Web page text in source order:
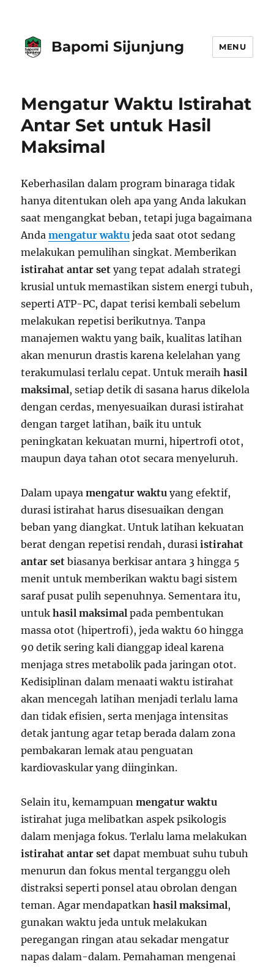
Bapomi Sijunjung MENU
Mengatur Waktu Istirahat
Antar Set untuk Hasil
Maksimal
Keberhasilan dalam program binaraga tidak
hanya ditentukan oleh apa yang Anda lakukan
saat mengangkat beban, tetapi juga bagaimana
Andamengatur waktu jeda saat otot sedang
melakukan pemulihan singkat. Memberikan
istirahat antar set yang tepat adalah strategi
krusial untuk memastikan sistem energi tubuh,
seperti ATP-PC, dapat terisi kembali sebelum
melakukan repetisi berikutnya. Tanpa
manajemen waktu yang baik, kualitas latihan
akan menurun drastis karena kelelahan yang
terakumulasi terlalu cepat. Untuk meraihhasil
maksimal, setiap detik di sasana harus dikelola
dengan cerdas, menyesuaikan durasi istirahat
dengan target latihan, baik itu untuk
peningkatan kekuatan murni, hipertrofi otot,
maupun daya tahan otot secara menyeluruh.
Dalam upayamengatur waktu yang efektif,
durasi istirahat harus disesuaikan dengan
beban yang diangkat. Untuk latihan kekuatan
berat dengan repetisi rendah, durasiistirahat
antar set biasanya berkisar antara 3 hingga 5
menit untuk memberikan waktu bagi sistem
saraf pusat pulih sepenuhnya. Sementara itu,
untukhasil maksimal pada pembentukan
massa otot (hipertrofi), jeda waktu 60 hingga
90 detik sering kali dianggap ideal karena
menjaga stres metabolik pada jaringan otot.
Kedisiplinan dalam menaati waktu istirahat
akan mencegah latihan menjadi terlalu lama
dan tidak efisien, serta menjaga intensitas
detak jantung agar tetap berada dalam zona
pembakaran lemak atau penguatan
kardiovaskular yang diinginkan.
Selain itu, kemampuanmengatur waktu
istirahat juga melibatkan aspek psikologis
dalam menjaga fokus. Terlalu lama melakukan
istirahat antar set dapat membuat suhu tubuh
menurun dan fokus mental terganggu oleh
distraksi seperti ponsel atau obrolan dengan
teman. Agar mendapatkanhasil maksimal,
gunakan waktu jeda untuk melakukan
peregangan ringan atau sekadar mengatur
napas dalam-dalam. Pemahaman mengenai